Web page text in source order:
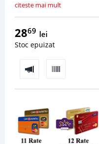
citeste mai mult
2869 lei
Stoc epuizat